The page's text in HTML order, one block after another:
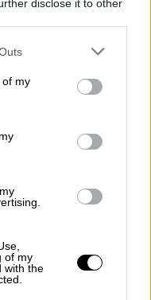
disclose it to other
one or more Google
You may click to
its third-party tags to
in below Google
of my
of my
with the
Τζάστιν Σαν,
Cattelan’s
has
for
November